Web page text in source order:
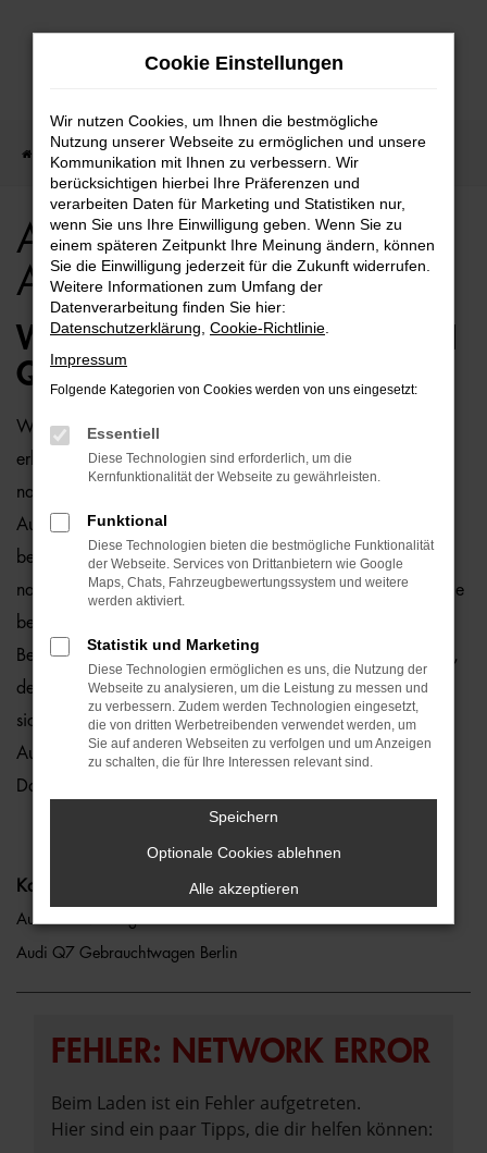
Zum
Startseite Berlin Audi Q7 für Berlin Top Angebote
Audi Q7 für Berlin Top
Angebote
WIE WÄRE ES MIT EINEM AUDI
Q7 FÜR BERLIN?
Wer zu uns und damit zur Auto-Familie Ostermaier kommt,
erhält viele Vorschläge rund um die Mobilität. Das gilt
natürlich auch für Berlin und Umgebung, wo wir gerne den
Audi Q7 empfehlen. Die Rede ist von einem rundum
bewährten und zuverlässigen Fahrzeug, das perfekt zu
nahezu jedem Anspruch in Berlin passt. Gerne lassen wir Sie
bei uns vor Ort einsteigen oder übernehmen die komplette
Beratung auf digitalem Weg. Der Vorteil liegt auf der Hand,
denn so erhalten Sie Ihren Audi Q7 frei Haus und erfreuen
sich an der direkten Lieferung nach Berlin ohne für den
Autokauf Ihre eigenen vier Wände zu verlassen. Klingt gut?
Dann kontaktieren Sie uns noch heute.
Kategorie
Audi Q7 Neuwagen Berlin
Audi Q7 Gebrauchtwagen Berlin
FEHLER: NETWORK ERROR
Beim Laden ist ein Fehler aufgetreten.
Hier sind ein paar Tipps, die dir helfen können:
Cookie Einstellungen
Wir nutzen Cookies, um Ihnen die bestmögliche
Nutzung unserer Webseite zu ermöglichen und unsere
Kommunikation mit Ihnen zu verbessern. Wir
berücksichtigen hierbei Ihre Präferenzen und
verarbeiten Daten für Marketing und Statistiken nur,
wenn Sie uns Ihre Einwilligung geben. Wenn Sie zu
einem späteren Zeitpunkt Ihre Meinung ändern, können
Sie die Einwilligung jederzeit für die Zukunft widerrufen.
Weitere Informationen zum Umfang der
Datenverarbeitung finden Sie hier:
Datenschutzerklärung Cookie-Richtlinie
Impressum
Folgende Kategorien von Cookies werden von uns eingesetzt:
Essentiell
Diese Technologien sind erforderlich, um die
Kernfunktionalität der Webseite zu gewährleisten.
Funktional
Diese Technologien bieten die bestmögliche Funktionalität
der Webseite. Services von Drittanbietern wie Google
Maps, Chats, Fahrzeugbewertungssystem und weitere
werden aktiviert.
Statistik und Marketing
Diese Technologien ermöglichen es uns, die Nutzung der
Webseite zu analysieren, um die Leistung zu messen und
zu verbessern. Zudem werden Technologien eingesetzt,
die von dritten Werbetreibenden verwendet werden, um
Sie auf anderen Webseiten zu verfolgen und um Anzeigen
zu schalten, die für Ihre Interessen relevant sind.
Speichern
Optionale Cookies ablehnen
Alle akzeptieren